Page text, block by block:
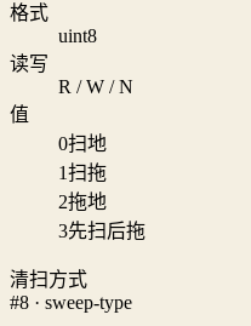
格式
uint8
读写
R / W / N
值
0扫地
1扫拖
2拖地
3先扫后拖
清扫方式
#8 · sweep-type